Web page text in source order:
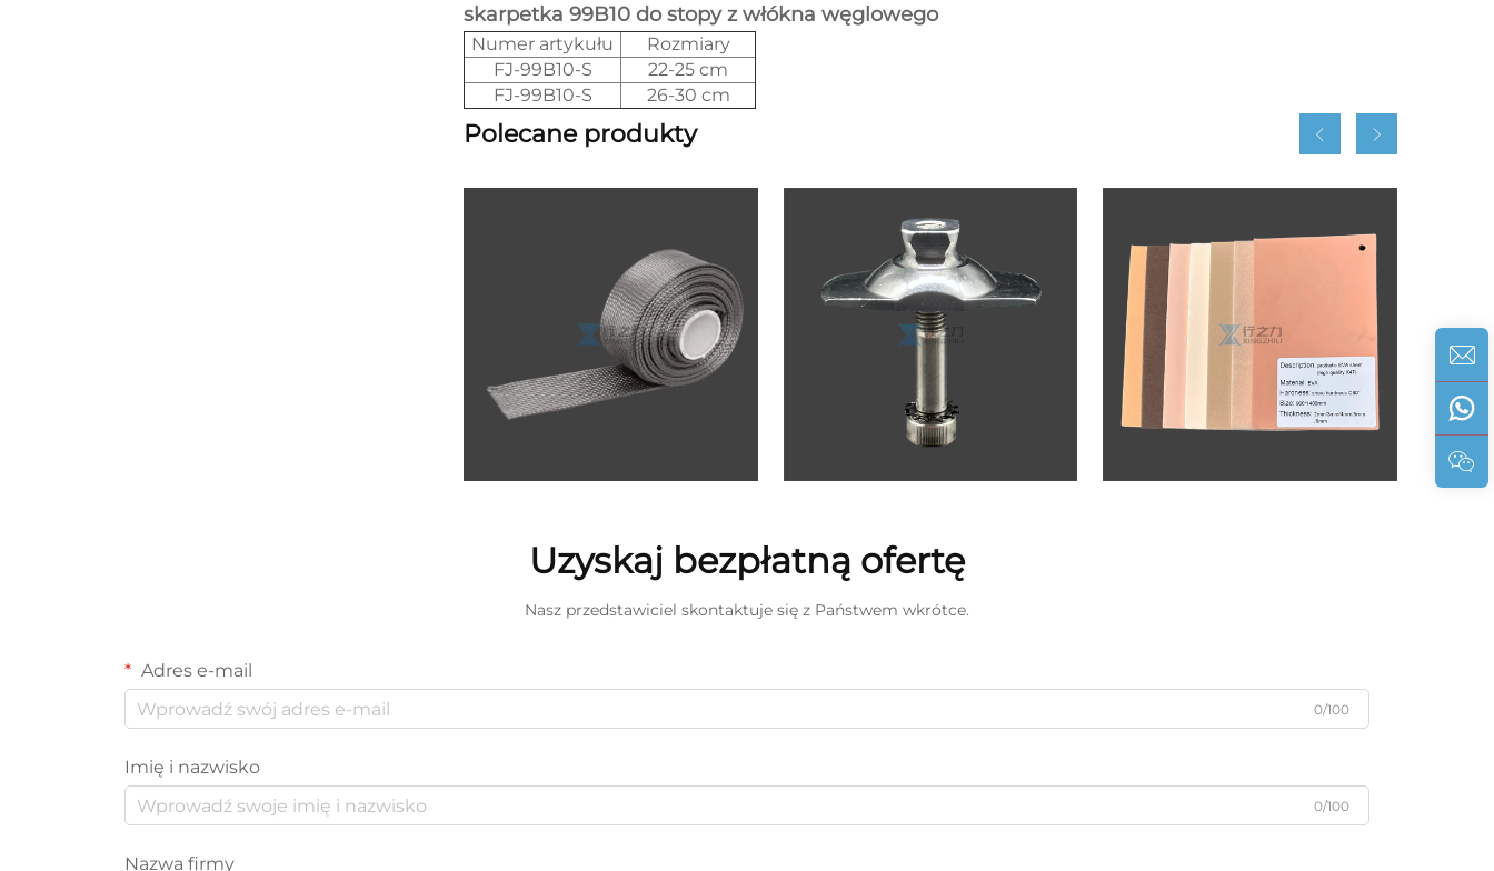
skarpetka 99B10 do stopy z włókna węglowego
Numer artykułu
Rozmiary
FJ-99B10-S
22-25 cm
FJ-99B10-S
26-30 cm
Polecane produkty
Uzyskaj bezpłatną ofertę
Nasz przedstawiciel skontaktuje się z Państwem wkrótce.
Adres e-mail
0/100
Imię i nazwisko
0/100
Nazwa firmy